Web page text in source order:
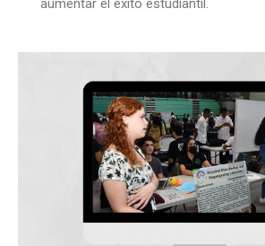
aumentar el éxito estudiantil.